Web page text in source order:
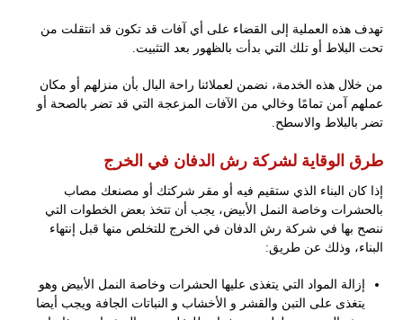
تهدف هذه العملية إلى القضاء على أي آفات قد تكون قد انتقلت من
تحت البلاط أو تلك التي بدأت بالظهور بعد التثبيت.
من خلال هذه الخدمة، نضمن لعملائنا راحة البال بأن منزلهم أو مكان
عملهم آمن تمامًا وخالي من الآفات المزعجة التي قد تضر بالصحة أو
تضر بالبلاط والاسطح.
طرق الوقاية لشركة رش الدفان في الخرج
إذا كان البناء الذي ستقيم فيه أو مقر شركتك أو مصنعك مصاب
بالحشرات وخاصة النمل الأبيض، يجب أن تتخذ بعض الخطوات التي
ننصح بها في شركة رش الدفان في الخرج للتخلص منها قبل إنتهاء
البناء، وذلك عن طريق:
إزالة المواد التي يتغذى عليها الحشرات وخاصة النمل الأبيض وهو
يتغذى على التبن والقشر و الأخشاب و النباتات الجافة ويجب أيضا